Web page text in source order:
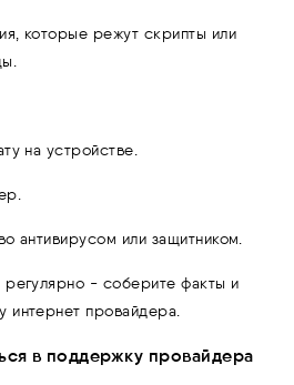
которые режут скрипты или
на устройстве.
антивирусом или защитником.
регулярно - соберите факты и
интернет провайдера.
в поддержку провайдера